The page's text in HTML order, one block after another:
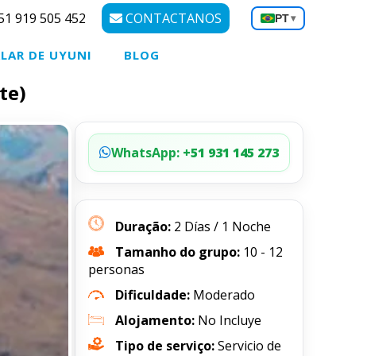
919 505 452 CONTACTANOS PT▾
DE UYUNI BLOG
WhatsApp: +51 931 145 273
Duração: 2 Días / 1 Noche
Tamanho do grupo: 10 - 12
personas
Dificuldade: Moderado
Alojamento: No Incluye
Tipo de serviço:Servicio de